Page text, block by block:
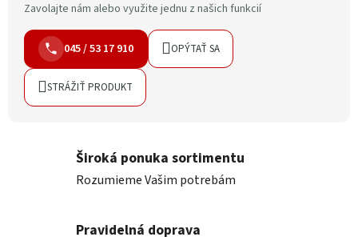
Zavolajte nám alebo využite jednu z našich funkcií
045 / 53 17 910 OPÝTAŤ SA
STRÁŽIŤ PRODUKT
Široká ponuka sortimentu
Rozumieme Vašim potrebám
Pravidelná doprava